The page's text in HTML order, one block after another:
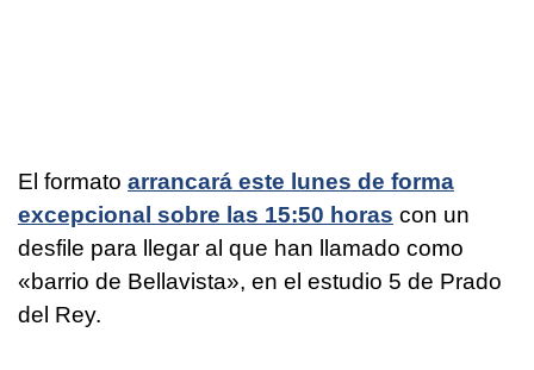
El formato arrancará este lunes de forma
excepcional sobre las 15:50 horas con un
desfile para llegar al que han llamado como
«barrio de Bellavista», en el estudio 5 de Prado
del Rey.